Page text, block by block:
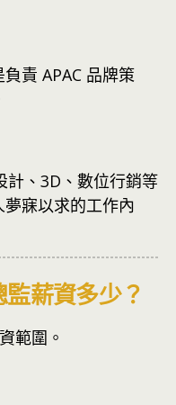
責 APAC 品牌策
計、3D、數位行銷等
寐以求的工作內
監薪資多少？
範圍。